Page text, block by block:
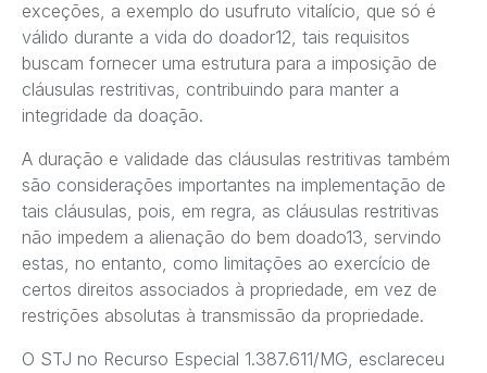
exceções, a exemplo do usufruto vitalício, que só é
válido durante a vida do doador12, tais requisitos
buscam fornecer uma estrutura para a imposição de
cláusulas restritivas, contribuindo para manter a
integridade da doação.
A duração e validade das cláusulas restritivas também
são considerações importantes na implementação de
tais cláusulas, pois, em regra, as cláusulas restritivas
não impedem a alienação do bem doado13, servindo
estas, no entanto, como limitações ao exercício de
certos direitos associados à propriedade, em vez de
restrições absolutas à transmissão da propriedade.
O STJ no Recurso Especial 1.387.611/MG, esclareceu